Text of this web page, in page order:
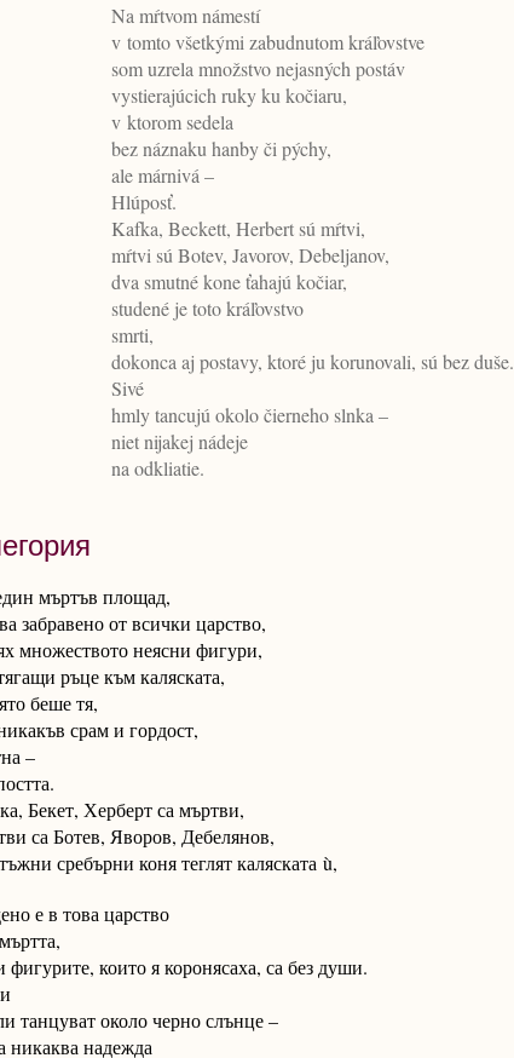
Na mŕtvom námestí
v tomto všetkými zabudnutom kráľovstve
som uzrela množstvo nejasných postáv
vystierajúcich ruky ku kočiaru,
v ktorom sedela
bez náznaku hanby či pýchy,
ale márnivá –
Hlúposť.
Kafka, Beckett, Herbert sú mŕtvi,
mŕtvi sú Botev, Javorov, Debeljanov,
dva smutné kone ťahajú kočiar,
studené je toto kráľovstvo
smrti,
dokonca aj postavy, ktoré ju korunovali, sú bez duše.
Sivé
hmly tancujú okolo čierneho slnka –
niet nijakej nádeje
na odkliatie.
мъртъв площад,
забравено от всички царство,
множеството неясни фигури,
ръце към каляската,
беше тя,
срам и гордост,
–
Бекет, Херберт са мъртви,
са Ботев, Яворов, Дебелянов,
сребърни коня теглят каляската ù,
е в това царство
фигурите, които я коронясаха, са без души.
танцуват около черно слънце –
никаква надежда